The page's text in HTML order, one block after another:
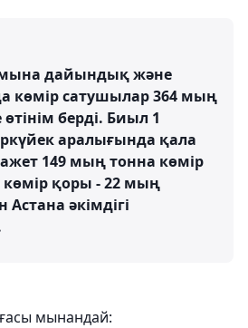
дайындық және
көмір сатушылар 364 мың
берді. Биыл 1
аралығында қала
149 мың тонна көмір
көмір қоры - 22 мың
Астана әкімдігі
мынандай: